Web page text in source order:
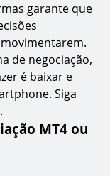
de
gestão de
garante que
de negociação,
é baixar e
Siga
MT4 ou